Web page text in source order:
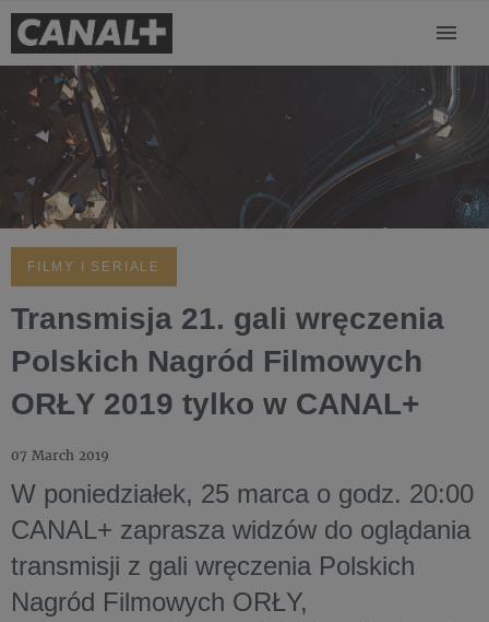
FILMY I SERIALE
Transmisja 21. gali wręczenia
Polskich Nagród Filmowych
ORŁY 2019 tylko w CANAL+
07 March 2019
W poniedziałek, 25 marca o godz. 20:00
CANAL+ zaprasza widzów do oglądania
transmisji z gali wręczenia Polskich
Nagród Filmowych ORŁY,